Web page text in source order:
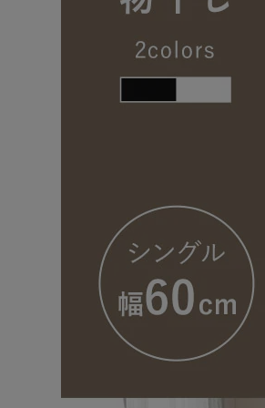
4隅にはフェルトシートが付い
◆サビにくいパウダーコーティン
キズ・サビに強いパウダーコー
見た目が美しく、耐久性もアップ
独特のマットな質感はヴィンテ